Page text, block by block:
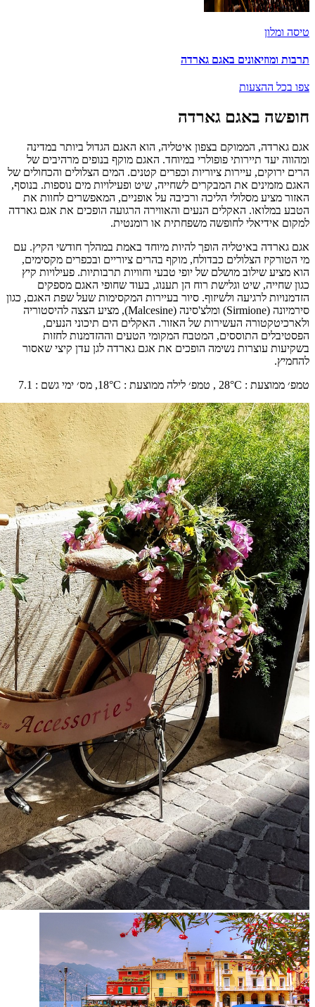
טיסה ומלון
תרבות ומוזיאונים באגם גארדה
צפו בכל ההצעות
חופשה באגם גארדה
אגם גארדה, הממוקם בצפון איטליה, הוא האגם הגדול ביותר במדינה
ומהווה יעד תיירותי פופולרי במיוחד. האגם מוקף בנופים מרהיבים של
הרים ירוקים, עיירות ציוריות וכפרים קטנים. המים הצלולים והכחולים של
האגם מזמינים את המבקרים לשחייה, שיט ופעילויות מים נוספות. בנוסף,
האזור מציע מסלולי הליכה ורכיבה על אופניים, המאפשרים לחוות את
הטבע במלואו. האקלים הנעים והאווירה הרגועה הופכים את אגם גארדה
למקום אידיאלי לחופשה משפחתית או רומנטית.
אגם גארדה באיטליה הופך להיות מיוחד באמת במהלך חודשי הקיץ. עם
מי הטורקיז הצלולים כבדולח, מוקף בהרים ציוריים ובכפרים מקסימים,
הוא מציע שילוב מושלם של יופי טבעי וחוויות תרבותיות. פעילויות קיץ
כגון שחייה, שיט וגלישת רוח הן תענוג, בעוד שחופי האגם מספקים
הזדמנויות לרגיעה ולשיזוף. סיור בעיירות המקסימות שעל שפת האגם, כגון
סירמיונה (Sirmione) ומלצ'סינה (Malcesine), מציע הצצה להיסטוריה
ולארכיטקטורה העשירות של האזור. האקלים הים תיכוני הנעים,
הפסטיבלים התוססים, המטבח המקומי הטעים וההזדמנות לחזות
בשקיעות עוצרות נשימה הופכים את אגם גארדה לגן עדן קיצי שאסור
להחמיץ.
טמפ׳ ממוצעת :
28°C , טמפ׳ לילה ממוצעת :
18°C, מס׳ ימי גשם :
7.1